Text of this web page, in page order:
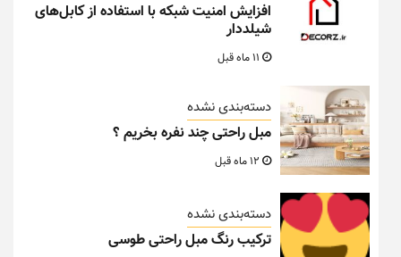
افزایش امنیت شبکه با استفاده از کابل‌های
شیلددار
دسته‌بندی نشده
مبل راحتی چند نفره بخریم ؟
دسته‌بندی نشده
ترکیب رنگ مبل راحتی طوسی